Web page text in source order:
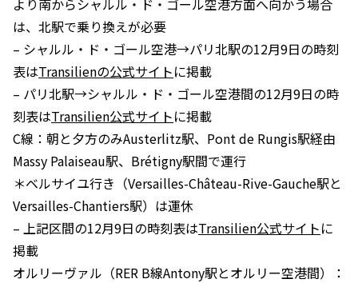
は、北駅で乗り換えが必要
– シャルル・ド・ゴール空港→パリ北駅の12月9日の時刻
表はTransilienの公式サイトに掲載
– パリ北駅→シャルル・ド・ゴール空港間の12月9日の時
刻表はTransilien公式サイトに掲載
C線：朝と夕方のみAusterlitz駅、Pont de Rungis駅経由
Massy Palaiseau駅、Brétigny駅間で運行
＊ベルサイユ行き（Versailles-Château-Rive-Gauche駅と
Versailles-Chantiers駅）は運休
– 上記区間の12月9日の時刻表はTransilien公式サイトに
掲載
オルリーヴァル（RER B線Antony駅とオルリー空港間）：